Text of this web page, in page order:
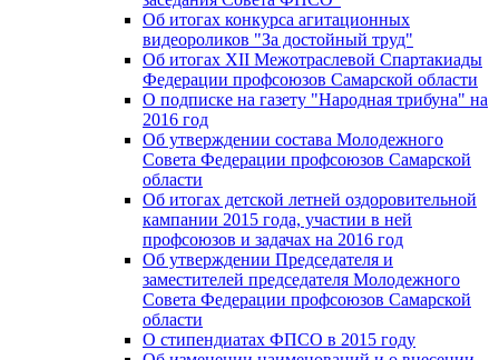
Об итогах конкурса агитационных
видеороликов "За достойный труд"
Об итогах XII Межотраслевой Спартакиады
Федерации профсоюзов Самарской области
О подписке на газету "Народная трибуна" на
2016 год
Об утверждении состава Молодежного
Совета Федерации профсоюзов Самарской
области
Об итогах детской летней оздоровительной
кампании 2015 года, участии в ней
профсоюзов и задачах на 2016 год
Об утверждении Председателя и
заместителей председателя Молодежного
Совета Федерации профсоюзов Самарской
области
О стипендиатах ФПСО в 2015 году